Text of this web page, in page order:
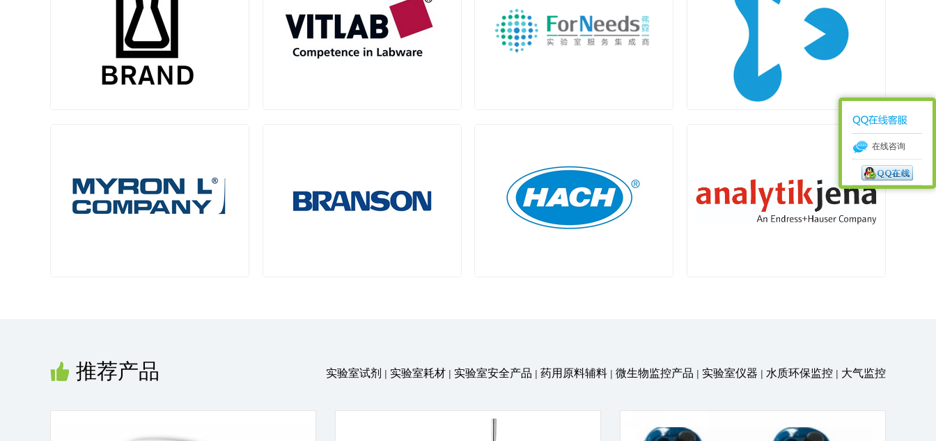
默克 (MERCK)
一级代理
色谱科(SUPELCO)
授权代理
SIGMA-ALDRICH
授权代理
密理博(MILLIPORE)
普兰德 (BRAND)
一级代理 一级代理
弗霓
一级代理
DWK
一级代理
中国区总代理 华东西北指定总代理 一级代理
推荐产品 实验室试剂 | 实验室耗材 | 实验室安全产品 | 药用原料辅料 | 微生物监控产品 | 实验室仪器 | 水质环保监控 | 大气监控
在线咨询